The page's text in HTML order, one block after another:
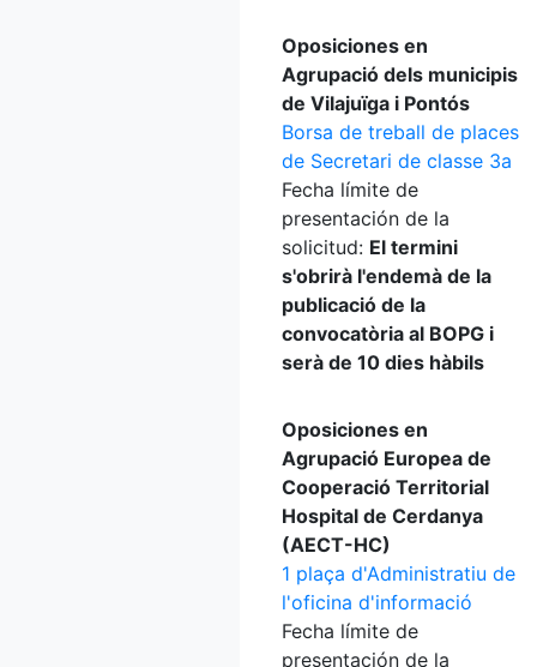
Oposiciones en
Agrupació dels municipis
de Vilajuïga i Pontós
Borsa de treball de places
de Secretari de classe 3a
Fecha límite de
presentación de la
solicitud: El termini
s'obrirà l'endemà de la
publicació de la
convocatòria al BOPG i
serà de 10 dies hàbils
Oposiciones en
Agrupació Europea de
Cooperació Territorial
Hospital de Cerdanya
(AECT-HC)
1 plaça d'Administratiu de
l'oficina d'informació
Fecha límite de
presentación de la